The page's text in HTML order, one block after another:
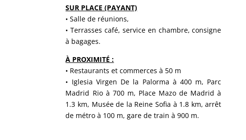
SUR PLACE (PAYANT)
• Salle de réunions,
• Terrasses café, service en chambre, consigne
à bagages.
À PROXIMITÉ :
• Restaurants et commerces à 50 m
• Iglesia Virgen De la Palorma à 400 m, Parc
Madrid Rio à 700 m, Place Mazo de Madrid à
1.3 km, Musée de la Reine Sofia à 1.8 km, arrêt
de métro à 100 m, gare de train à 900 m.